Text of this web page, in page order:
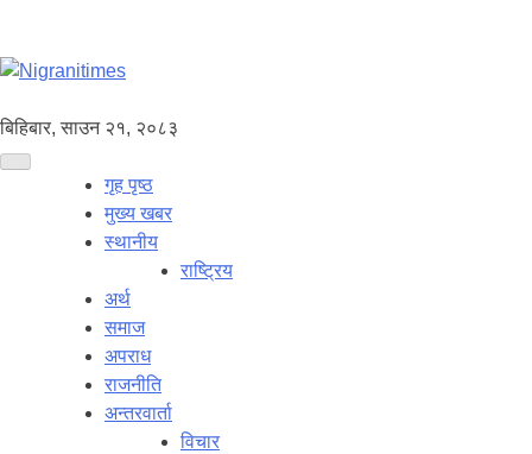
बिहिबार, साउन २१, २०८३
गृह पृष्ठ
मुख्य खबर
स्थानीय
राष्ट्रिय
अर्थ
समाज
अपराध
राजनीति
अन्तरवार्ता
विचार